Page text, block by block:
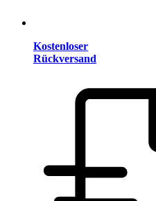
Kostenloser
Rückversand